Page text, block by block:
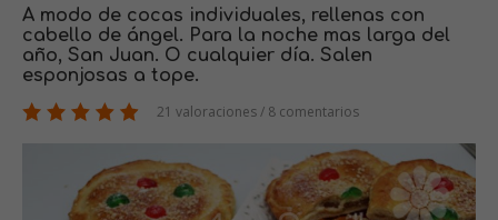
A modo de cocas individuales, rellenas con
cabello de ángel. Para la noche mas larga del
año, San Juan. O cualquier día. Salen
esponjosas a tope.
21 valoraciones / 8 comentarios